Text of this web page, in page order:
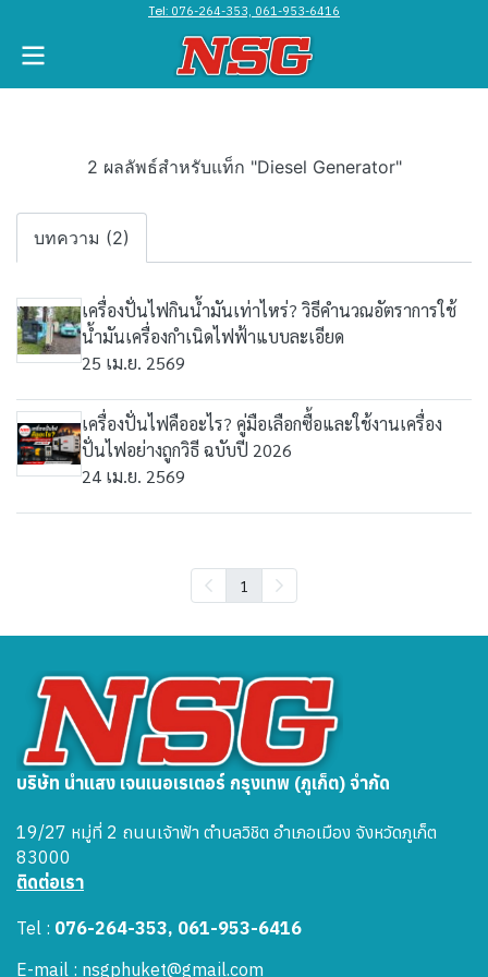
Tel: 076-264-353, 061-953-6416
2 ผลลัพธ์สำหรับแท็ก "Diesel Generator"
บทความ (2)
เครื่องปั่นไฟกินน้ำมันเท่าไหร่? วิธีคำนวณอัตราการใช้
น้ำมันเครื่องกำเนิดไฟฟ้าแบบละเอียด
25 เม.ย. 2569
เครื่องปั่นไฟคืออะไร? คู่มือเลือกซื้อและใช้งานเครื่อง
ปั่นไฟอย่างถูกวิธี ฉบับปี 2026
24 เม.ย. 2569
1
บริษัท นำแสง เจนเนอเรเตอร์ กรุงเทพ (ภูเก็ต) จำกัด
19/27 หมู่ที่ 2 ถนนเจ้าฟ้า ตำบลวิชิต อำเภอเมือง จังหวัดภูเก็ต
83000
ติดต่อเรา
Tel : 076-264-353, 061-953-6416
E-mail : nsgphuket@gmail.com